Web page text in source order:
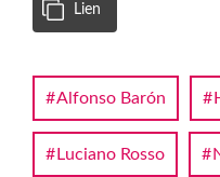
Lien
Alfonso Barón
Luciano Rosso